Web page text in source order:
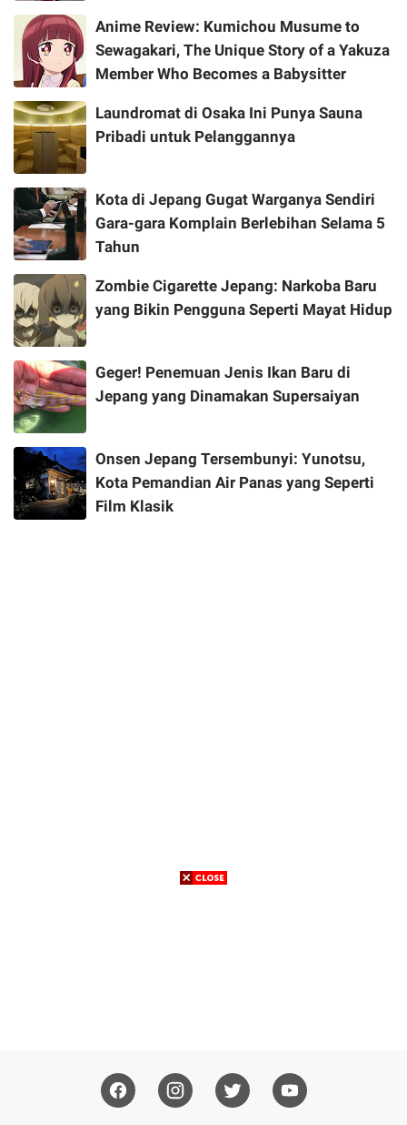
Anime Review: Kumichou Musume to
Sewagakari, The Unique Story of a Yakuza
Member Who Becomes a Babysitter
Laundromat di Osaka Ini Punya Sauna
Pribadi untuk Pelanggannya
Kota di Jepang Gugat Warganya Sendiri
Gara-gara Komplain Berlebihan Selama 5
Tahun
Zombie Cigarette Jepang: Narkoba Baru
yang Bikin Pengguna Seperti Mayat Hidup
Geger! Penemuan Jenis Ikan Baru di
Jepang yang Dinamakan Supersaiyan
Onsen Jepang Tersembunyi: Yunotsu,
Kota Pemandian Air Panas yang Seperti
Film Klasik